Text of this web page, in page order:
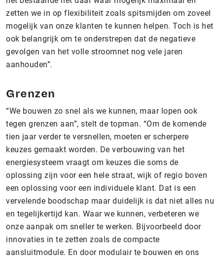
zetten we in op flexibiliteit zoals spitsmijden om zoveel
mogelijk van onze klanten te kunnen helpen. Toch is het
ook belangrijk om te onderstrepen dat de negatieve
gevolgen van het volle stroomnet nog vele jaren
aanhouden”.
Grenzen
“We bouwen zo snel als we kunnen, maar lopen ook
tegen grenzen aan”, stelt de topman. “Om de komende
tien jaar verder te versnellen, moeten er scherpere
keuzes gemaakt worden. De verbouwing van het
energiesysteem vraagt om keuzes die soms de
oplossing zijn voor een hele straat, wijk of regio boven
een oplossing voor een individuele klant. Dat is een
vervelende boodschap maar duidelijk is dat niet alles nu
en tegelijkertijd kan. Waar we kunnen, verbeteren we
onze aanpak om sneller te werken. Bijvoorbeeld door
innovaties in te zetten zoals de compacte
aansluitmodule. En door modulair te bouwen en ons